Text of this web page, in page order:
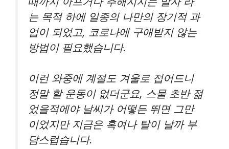
는 목적 하에 일종의 나만의 장기적 과
업이 되었고, 코로나에 구애받지 않는
방법이 필요했습니다.
이런 와중에 계절도 겨울로 접어드니
정말 할 운동이 없더군요, 스물 초반 젊
었을적에야 날씨가 어떻든 뛰면 그만
이었지만 지금은 혹여나 탈이 날까 부
담스럽습니다.